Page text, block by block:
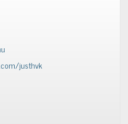
justhvk